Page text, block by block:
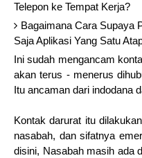
Telepon ke Tempat Kerja?
Bagaimana Cara Supaya
Saja Aplikasi Yang Satu
Ini sudah mengancam
akan terus - menerus
Itu ancaman dari indodana
Kontak darurat itu
nasabah, dan sifatnya
disini, Nasabah masih ada